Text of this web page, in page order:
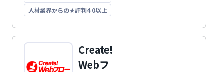
なので申請が滞ることもありません。タブレットやスマ
認が可能。電子契約サービス「クラウドサイン」や
「Slack」とも連携しているので、より使いやすい環境
人材業界からの★評判4.0以上
Create!
Webフ